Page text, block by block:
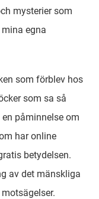
mysterier som
egna
som förblev hos
som sa så
påminnelse om
har online
betydelsen.
av det mänskliga